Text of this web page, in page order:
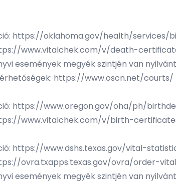
https://oklahoma.gov/health/
www.vitalchek.com/v/death-
események megyék szintjén van
https://www.oscn.net/courts/
https://www.oregon.gov/oha/ph/
www.vitalchek.com/v/birth-
https://www.dshs.texas.gov/vital-
ovra.txapps.texas.gov/ovra/order-
események megyék szintjén van